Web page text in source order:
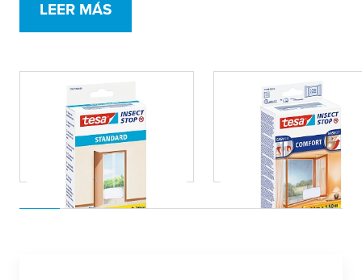
LEER MÁS
® Malla
Mosquitera
STANDARD para
puertas
® Malla
Mosquitera
para ventanas